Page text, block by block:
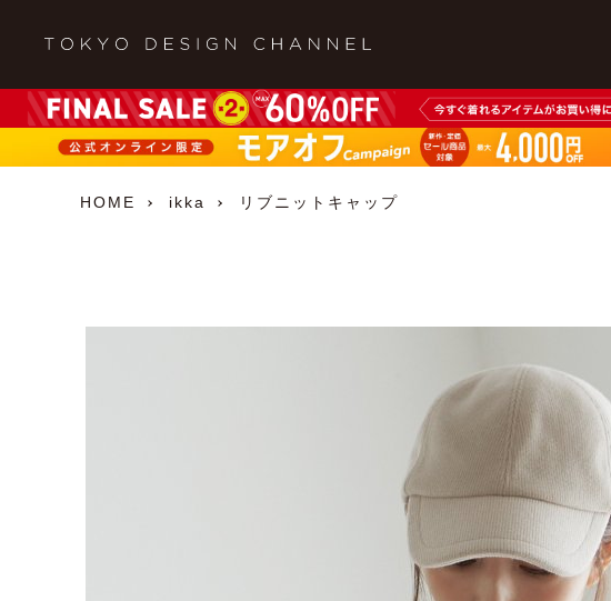
HOME ikka リブニットキャップ